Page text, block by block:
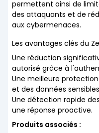
permettent ainsi de
des attaquants et de
aux cybermenaces.
Les avantages clés du
Une réduction
autorisé grâce à
Une meilleure
et des données
Une détection rapide
une réponse proactive.
Produits associés :